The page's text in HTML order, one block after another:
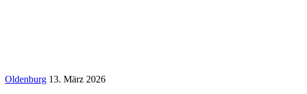
Oldenburg 13. März 2026